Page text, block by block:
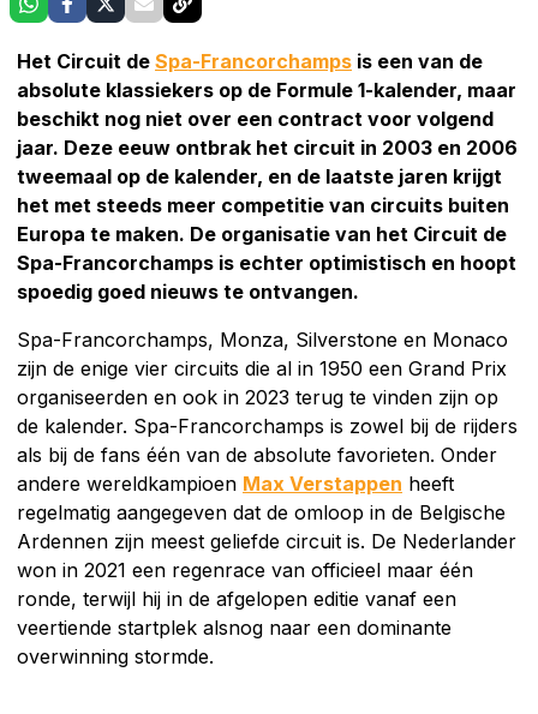
Het Circuit de Spa-Francorchamps is een van de
absolute klassiekers op de Formule 1-kalender, maar
beschikt nog niet over een contract voor volgend
jaar. Deze eeuw ontbrak het circuit in 2003 en 2006
tweemaal op de kalender, en de laatste jaren krijgt
het met steeds meer competitie van circuits buiten
Europa te maken. De organisatie van het Circuit de
Spa-Francorchamps is echter optimistisch en hoopt
spoedig goed nieuws te ontvangen.
Spa-Francorchamps, Monza, Silverstone en Monaco
zijn de enige vier circuits die al in 1950 een Grand Prix
organiseerden en ook in 2023 terug te vinden zijn op
de kalender. Spa-Francorchamps is zowel bij de rijders
als bij de fans één van de absolute favorieten. Onder
andere wereldkampioen Max Verstappen heeft
regelmatig aangegeven dat de omloop in de Belgische
Ardennen zijn meest geliefde circuit is. De Nederlander
won in 2021 een regenrace van officieel maar één
ronde, terwijl hij in de afgelopen editie vanaf een
veertiende startplek alsnog naar een dominante
overwinning stormde.